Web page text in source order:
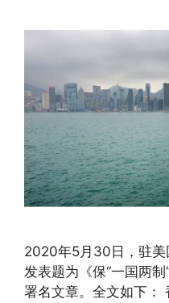
2020年5月30日，驻美
发表题为《保“一国两
署名文章。全文如下：